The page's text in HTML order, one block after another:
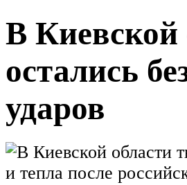
В Киевской
остались
ударов